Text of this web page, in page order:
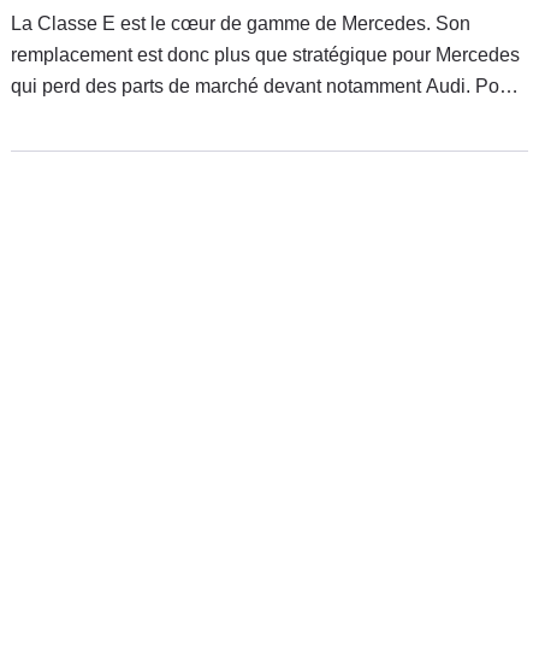
La Classe E est le cœur de gamme de Mercedes. Son
remplacement est donc plus que stratégique pour Mercedes
qui perd des parts de marché devant notamment Audi. Pour
génération de Classe E doit relever un double défi :